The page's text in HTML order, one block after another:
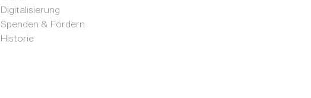
Digitalisierung
Spenden & Fördern
Historie